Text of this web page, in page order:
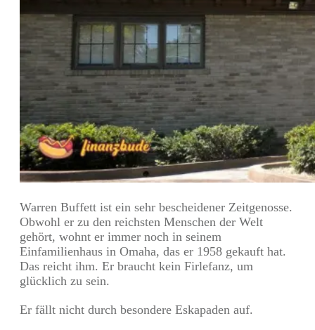
Warren Buffett ist ein sehr bescheidener Zeitgenosse.
Obwohl er zu den reichsten Menschen der Welt
gehört, wohnt er immer noch in seinem
Einfamilienhaus in Omaha, das er 1958 gekauft hat.
Das reicht ihm. Er braucht kein Firlefanz, um
glücklich zu sein.
Er fällt nicht durch besondere Eskapaden auf.